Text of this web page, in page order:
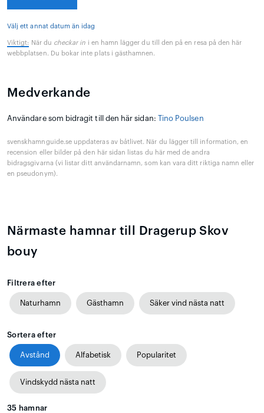
Välj ett annat datum än idag
Viktigt: När du checkar in i en hamn lägger du till den på en resa på den här
webbplatsen. Du bokar inte plats i gästhamnen.
Medverkande
Användare som bidragit till den här sidan: Tino Poulsen
svenskhamnguide.se uppdateras av båtlivet. När du lägger till information, en
recension eller bilder på den här sidan listas du här med de andra
bidragsgivarna (vi listar ditt användarnamn, som kan vara ditt riktiga namn eller
en pseudonym).
Närmaste hamnar till Dragerup Skov
bouy
Filtrera efter
Naturhamn Gästhamn Säker vind nästa natt
Sortera efter
Avstånd Alfabetisk Popularitet
Vindskydd nästa natt
35 hamnar